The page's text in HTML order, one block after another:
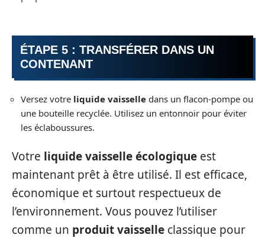
ÉTAPE 5 : TRANSFÉRER DANS UN
CONTENANT
Versez votre liquide vaisselle dans un flacon-pompe ou
une bouteille recyclée. Utilisez un entonnoir pour éviter
les éclaboussures.
Votre liquide vaisselle écologique est
maintenant prêt à être utilisé. Il est efficace,
économique et surtout respectueux de
l’environnement. Vous pouvez l’utiliser
comme un produit vaisselle classique pour